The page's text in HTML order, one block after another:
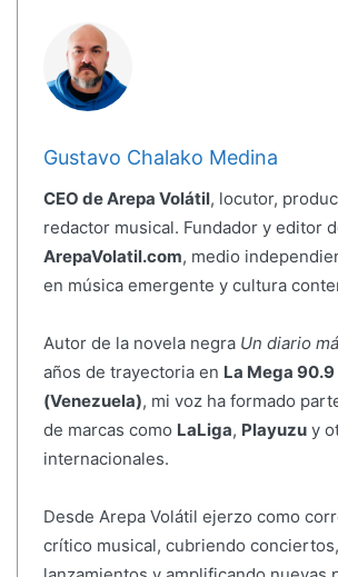
Gustavo Chalako Medina
CEO de Arepa Volátil, locutor,
redactor musical. Fundador y editor
ArepaVolatil.com, medio
en música emergente y cultura
Autor de la novela negra Un diario
años de trayectoria en La Mega 90.9
(Venezuela), mi voz ha formado
de marcas como LaLiga, Playuzuy
internacionales.
Desde Arepa Volátil ejerzo como
crítico musical, cubriendo